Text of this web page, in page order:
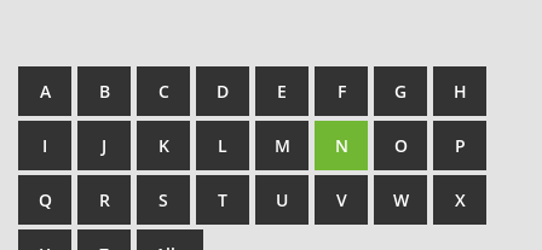
A B C D E F G H
I J K L M N O P
Q R S T U V W X